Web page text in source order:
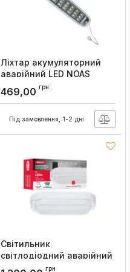
Ліхтар акумуляторний
аварійний LED NOAS
YL05-1001, Євросвітло
Артикул:
469,00 грн
Під замовлення, 1-2 дні
Світильник
світлодіодний аварійний
акумуляторний MBH 6W
грн